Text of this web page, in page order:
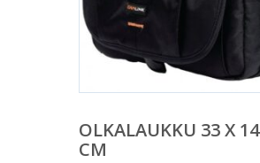
OLKALAUKKU 33 X
CM